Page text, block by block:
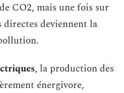
CO2, mais une fois sur
directes deviennent la
, la production des
énergivore,